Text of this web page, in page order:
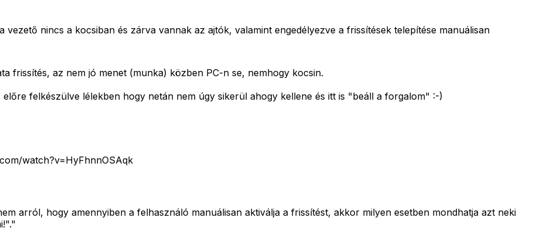
nincs a kocsiban és zárva vannak az ajtók, valamint engedélyezve a frissítések telepítése manuálisan
frissítés, az nem jó menet (munka) közben PC-n se, nemhogy kocsin.
felkészülve lélekben hogy netán nem úgy sikerül ahogy kellene és itt is "beáll a forgalom" :-)
watch?v=HyFhnnOSAqk
arról, hogy amennyiben a felhasználó manuálisan aktiválja a frissítést, akkor milyen esetben mondhatja azt neki